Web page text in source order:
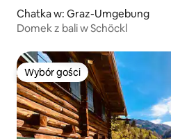
Chatka w: Graz-Umgebung
Domek z bali w Schöckl
Wybór gości
Wybór gości